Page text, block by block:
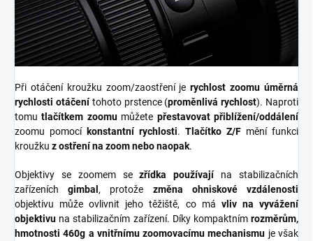
Při otáčení kroužku zoom/zaostření jerychlost zoomu úměrná
rychlosti otáčenítohoto prstence (proměnlivá rychlost). Naproti
tomutlačítkem zoomumůžete přestavovat přiblížení/oddálení
zoomu pomocí konstantní rychlosti. Tlačítko Z/F mění funkci
kroužku z ostření na zoom nebo naopak.
Objektivy se zoomem sezřídka používají
na stabilizačních
zařízeníchgimbal , protože změna ohniskové vzdálenosti
objektivu může ovlivnit jeho těžiště, co má vliv na vyvážení
objektivu na stabilizačním zařízení. Díky kompaktnímrozměrům,
hmotnosti 460g a vnitřnímu zoomovacímu mechanismu je však